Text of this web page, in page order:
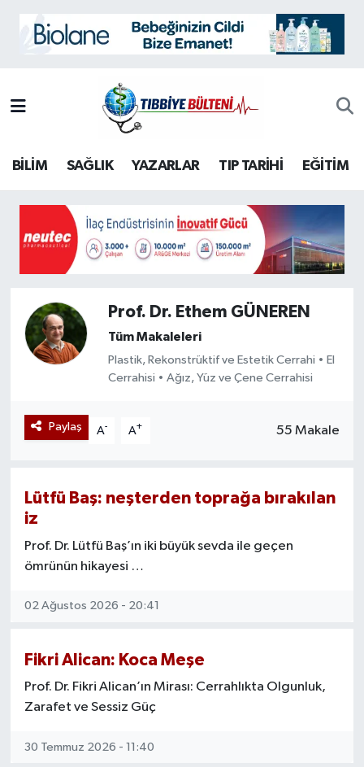
BİLİM SAĞLIK YAZARLAR TIP TARİHİ EĞİTİM
Prof. Dr. Ethem GÜNEREN
Tüm Makaleleri
Plastik, Rekonstrüktif ve Estetik Cerrahi • El
Cerrahisi • Ağız, Yüz ve Çene Cerrahisi
Paylaş A- A+ 55 Makale
Lütfü Baş: neşterden toprağa bırakılan
iz
Prof. Dr. Lütfü Baş’ın iki büyük sevda ile geçen
ömrünün hikayesi …
02 Ağustos 2026 - 20:41
Fikri Alican: Koca Meşe
Prof. Dr. Fikri Alican’ın Mirası: Cerrahlıkta Olgunluk,
Zarafet ve Sessiz Güç
30 Temmuz 2026 - 11:40
SAĞLIK
İletişim
Künye
Yazarlar
Hava Durumu
Süper Lig Puan Durumu ve Fikstür
Tüm Manşetler
Son Dakika Haberleri
Haber Arşivi